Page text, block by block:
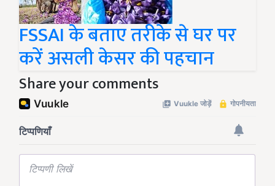
FSSAI के बताए तरीके से घर पर
करें असली केसर की पहचान
Share your comments